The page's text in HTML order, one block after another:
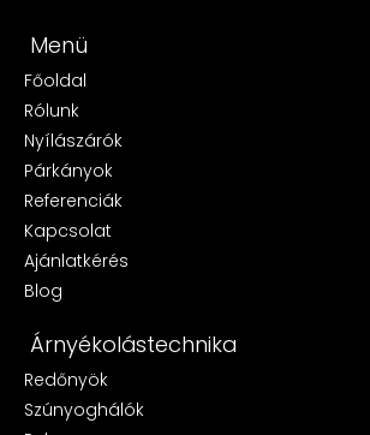
Menü
Főoldal
Rólunk
Nyílászárók
Párkányok
Referenciák
Kapcsolat
Ajánlatkérés
Blog
Árnyékolástechnika
Redőnyök
Szúnyoghálók